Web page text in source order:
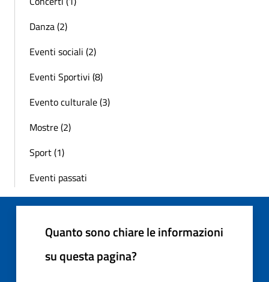
Danza (2)
Eventi sociali (2)
Eventi Sportivi (8)
Evento culturale (3)
Mostre (2)
Sport (1)
Eventi passati
Quanto sono chiare le informazioni
su questa pagina?